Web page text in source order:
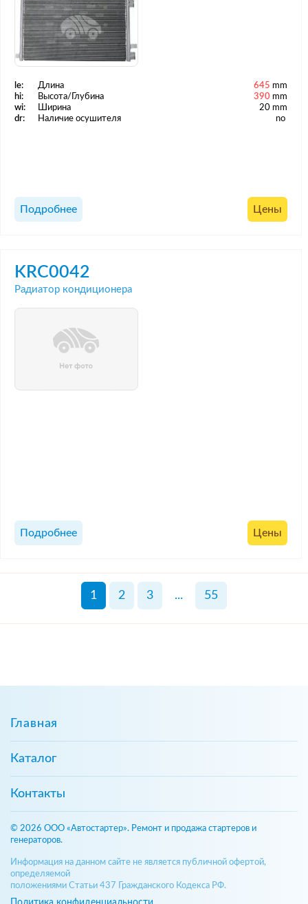
le: Длина 645 mm
hi:
Высота/Глубина 390 mm
wi:
Ширина
20 mm
dr:
Наличие осушителя no
Подробнее Цены
KRC0042
Радиатор кондиционера
Подробнее Цены
1 2 3 ... 55
Главная
Каталог
Контакты
© 2026 ООО «Автостартер». Ремонт и продажа стартеров и
генераторов.
Информация на данном сайте не является публичной офертой,
определяемой
положениями Статьи 437 Гражданского Кодекса РФ.